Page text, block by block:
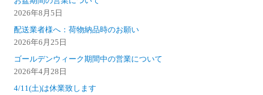
2026年8月5日
配送業者様へ：荷物納品時のお願い
2026年6月25日
ゴールデンウィーク期間中の営業について
2026年4月28日
4/11(土)は休業致します